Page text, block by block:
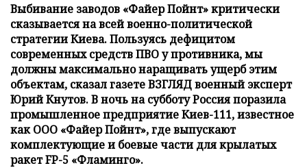
Выбивание заводов «Файер Пойнт» критически
сказывается на всей военно-политической
стратегии Киева. Пользуясь дефицитом
современных средств ПВО у противника, мы
должны максимально наращивать ущерб этим
объектам, сказал газете ВЗГЛЯД военный эксперт
Юрий Кнутов. В ночь на субботу Россия поразила
промышленное предприятие Киев-111, известное
как ООО «Файер Пойнт», где выпускают
комплектующие и боевые части для крылатых
ракет FP-5 «Фламинго».